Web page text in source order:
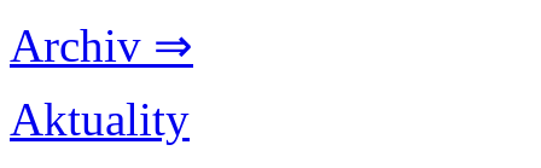
Archiv ⇒
Aktuality